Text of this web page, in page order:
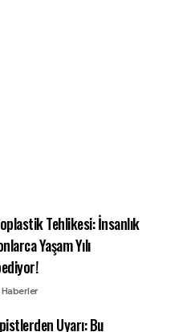
Tehlikesi: İnsanlık
Yaşam Yılı
Uyarı: Bu